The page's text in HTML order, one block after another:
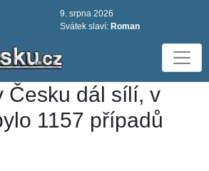
9. srpna 2026
Svátek slaví: Roman
Česku dál sílí, v
1157 případů